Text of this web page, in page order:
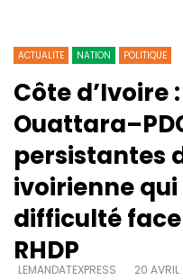
ACTUALITE NATION POLITIQUE
Côte
persistantes
ivoirienne qui
difficulté face
RHDP
LEMANDATEXPRESS 20